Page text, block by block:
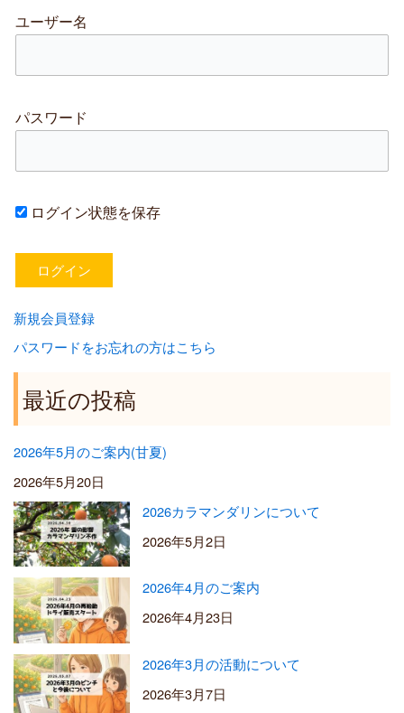
ユーザー名
パスワード
ログイン状態を保存
新規会員登録
パスワードをお忘れの方はこちら
最近の投稿
2026年5月のご案内(甘夏)
2026年5月20日
2026カラマンダリンについて
2026年5月2日
2026年4月のご案内
2026年4月23日
2026年3月の活動について
2026年3月7日